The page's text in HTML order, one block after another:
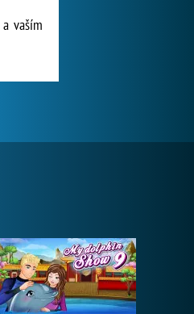
vaším